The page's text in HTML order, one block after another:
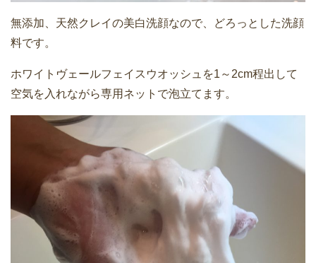
無添加、天然クレイの美白洗顔なので、どろっとした洗顔
料です。
ホワイトヴェールフェイスウオッシュを1～2cm程出して
空気を入れながら専用ネットで泡立てます。